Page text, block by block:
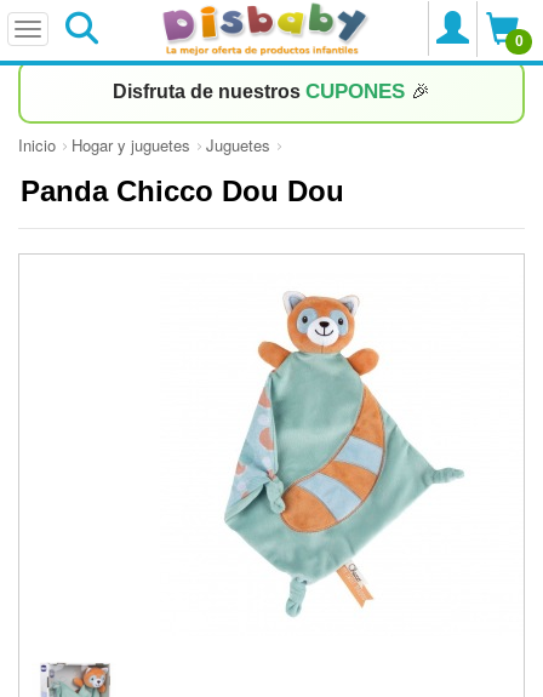
0
Disfruta de nuestros CUPONES 🎉
Inicio Hogar y juguetes Juguetes
Panda Chicco Dou Dou